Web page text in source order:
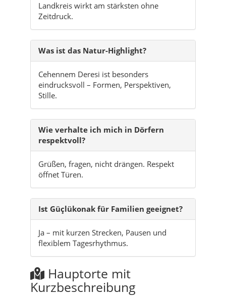
Landkreis wirkt am stärksten ohne
Zeitdruck.
Was ist das Natur-Highlight?
Cehennem Deresi ist besonders
eindrucksvoll – Formen, Perspektiven,
Stille.
Wie verhalte ich mich in Dörfern
respektvoll?
Grüßen, fragen, nicht drängen. Respekt
öffnet Türen.
Ist Güçlükonak für Familien geeignet?
Ja – mit kurzen Strecken, Pausen und
flexiblem Tagesrhythmus.
Hauptorte mit
Kurzbeschreibung